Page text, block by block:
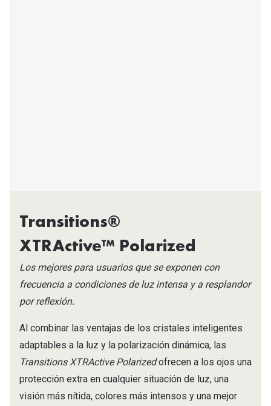
Transitions®
XTRActive™ Polarized
Los mejores para usuarios que se exponen con
frecuencia a condiciones de luz intensa y a resplandor
por reflexión.
Al combinar las ventajas de los cristales inteligentes
adaptables a la luz y la polarización dinámica, las
Transitions XTRActive Polarizedofrecen a los ojos una
protección extra en cualquier situación de luz, una
visión más nítida, colores más intensos y una mejor